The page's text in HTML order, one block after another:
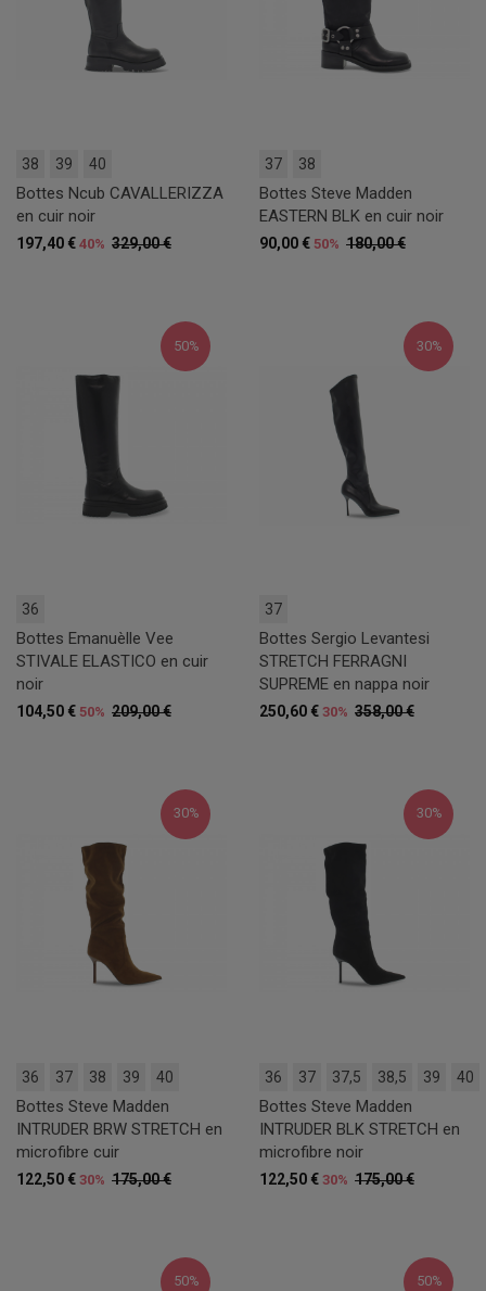
38 39 40
Bottes Ncub CAVALLERIZZA
en cuir noir
329,00 €
197,40 € 40%
37 38
Bottes Steve Madden
EASTERN BLK en cuir noir
180,00 €
90,00 € 50%
50%
36
Bottes Emanuèlle Vee
STIVALE ELASTICO en cuir
noir
209,00 €
104,50 € 50%
30%
37
Bottes Sergio Levantesi
STRETCH FERRAGNI
SUPREME en nappa noir
358,00 €
250,60 € 30%
30%
36 37 38 39 40
Bottes Steve Madden
INTRUDER BRW STRETCH en
microfibre cuir
175,00 €
122,50 € 30%
30%
36 37 37,5 38,5 39 40
Bottes Steve Madden
INTRUDER BLK STRETCH en
microfibre noir
175,00 €
122,50 € 30%
50% 50%